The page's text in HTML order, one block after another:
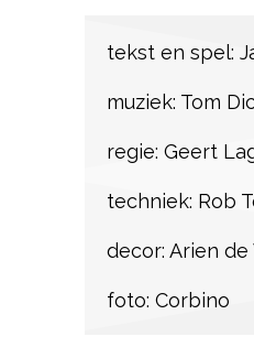
tekst en spel:
muziek: Tom
regie: Geert
techniek: Rob
decor: Arien de
foto: Corbino